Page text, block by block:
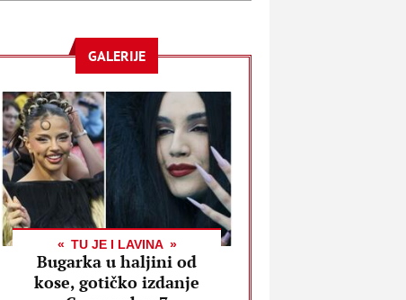
GALERIJE
TU JE I LAVINA
Bugarka u haljini od
kose, gotičko izdanje